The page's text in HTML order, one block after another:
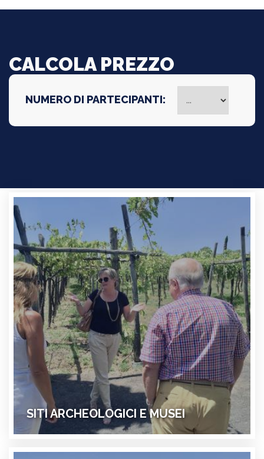
CALCOLA PREZZO
NUMERO DI PARTECIPANTI:
SITI ARCHEOLOGICI E MUSEI